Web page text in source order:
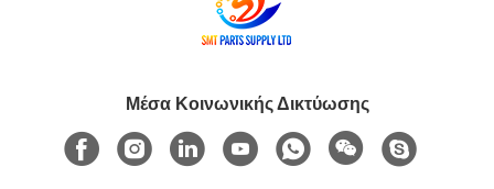
Μέσα Κοινωνικής Δικτύωσης